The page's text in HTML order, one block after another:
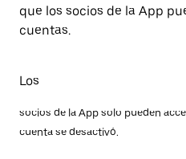
que los socios de la App
cuentas.
Los
socios de la App solo pueden
cuenta se desactivó.